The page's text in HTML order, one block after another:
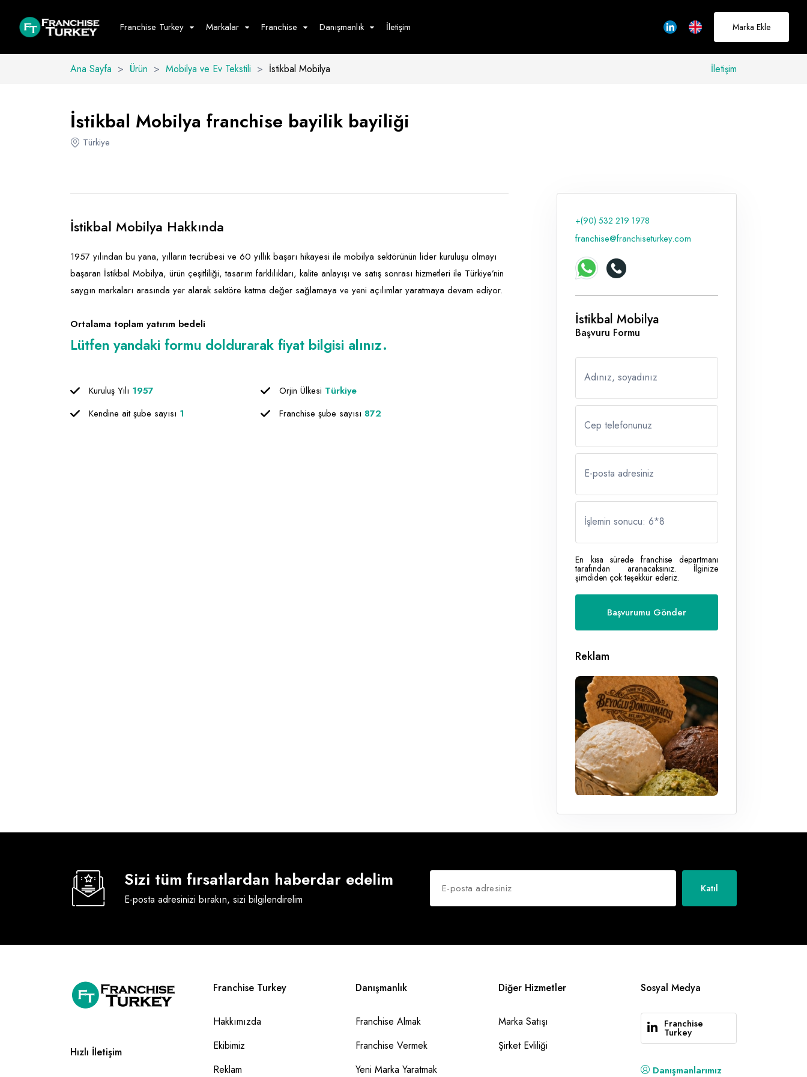
Franchise Turkey Markalar
Hizmet
Hepsini Göster
buradayız
Hakkımızda
Franchise Danışmanlık İletişim Marka Ekle
Ana Sayfa > Ürün > Mobilya ve Ev Tekstili > İstikbal Mobilya İletişim
İstikbal Mobilya franchise bayilik bayiliği
Türkiye
İstikbal Mobilya Hakkında
1957 yılından bu yana, yılların tecrübesi ve 60 yıllık başarı hikayesi ile mobilya sektörünün lider kuruluşu olmayı
başaran İstikbal Mobilya, ürün çeşitliliği, tasarım farklılıkları, kalite anlayışı ve satış sonrası hizmetleri ile Türkiye’nin
saygın markaları arasında yer alarak sektöre katma değer sağlamaya ve yeni açılımlar yaratmaya devam ediyor.
Ortalama toplam yatırım bedeli
Lütfen yandaki formu doldurarak fiyat bilgisi alınız.
Kuruluş Yılı 1957 Orjin Ülkesi Türkiye
Kendine ait şube sayısı 1 Franchise şube sayısı 872
+(90) 532 219 1978
franchise@franchiseturkey.com
İstikbal Mobilya
Başvuru Formu
Adınız, soyadınız
Cep telefonunuz
E-posta adresiniz
İşlemin sonucu: 6*8
En kısa sürede franchise departmanı
tarafından aranacaksınız. İlginize
şimdiden çok teşekkür ederiz.
Reklam
Sizi tüm fırsatlardan haberdar edelim
E-posta adresinizi bırakın, sizi bilgilendirelim
Katıl
Hızlı İletişim
Franchise Turkey
Hakkımızda
Ekibimiz
Reklam
Danışmanlık
Franchise Almak
Franchise Vermek
Yeni Marka Yaratmak
Diğer Hizmetler
Marka Satışı
Şirket Evliliği
Sosyal Medya
Franchise
Turkey
Danışmanlarımız